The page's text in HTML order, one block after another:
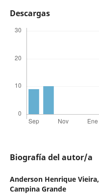
Descargas
Biografía del autor/a
Anderson Henrique Vieira,
Campina Grande